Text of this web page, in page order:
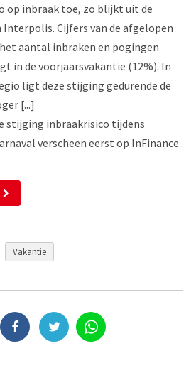
op inbraak toe, zo blijkt uit de
Cijfers van de afgelopen
aantal inbraken en pogingen
in de voorjaarsvakantie (12%). In
ligt deze stijging gedurende de
[...]
stijging inbraakrisico tijdens
verscheen eerst op InFinance.
Vakantie